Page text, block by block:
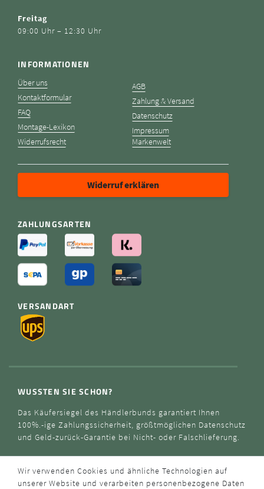
Freitag
09:00 Uhr – 12:30 Uhr
INFORMATIONEN
Über uns
Kontaktformular
FAQ
Montage-Lexikon
Widerrufsrecht
AGB
Zahlung & Versand
Datenschutz
Impressum
Markenwelt
Widerruf erklären
ZAHLUNGSARTEN
VERSANDART
WUSSTEN SIE SCHON?
Das Käufersiegel des Händlerbunds garantiert Ihnen
100%.-ige Zahlungssicherheit, größtmöglichen Datenschutz
und Geld-zurück-Garantie bei Nicht- oder Falschlieferung.
Wir verwenden Cookies und ähnliche Technologien auf
unserer Website und verarbeiten personenbezogene Daten